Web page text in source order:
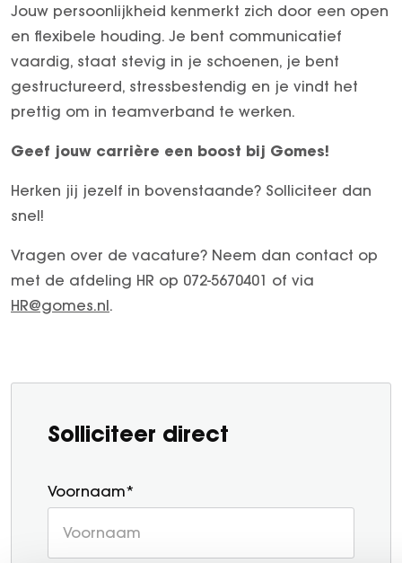
Jouw persoonlijkheid kenmerkt zich door een open
en flexibele houding. Je bent communicatief
vaardig, staat stevig in je schoenen, je bent
gestructureerd, stressbestendig en je vindt het
prettig om in teamverband te werken.
Geef jouw carrière een boost bij Gomes!
Herken jij jezelf in bovenstaande? Solliciteer dan
snel!
Vragen over de vacature? Neem dan contact op
met de afdeling HR op 072-5670401 of via
HR@gomes.nl.
Solliciteer direct
Voornaam*